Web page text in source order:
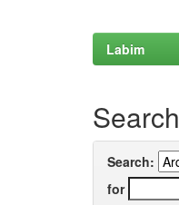
Labim
Search
Search:
for